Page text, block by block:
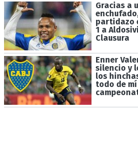
Gracias a
partidazo
1 a
Clausura
Enner
silencio y
los
todo de